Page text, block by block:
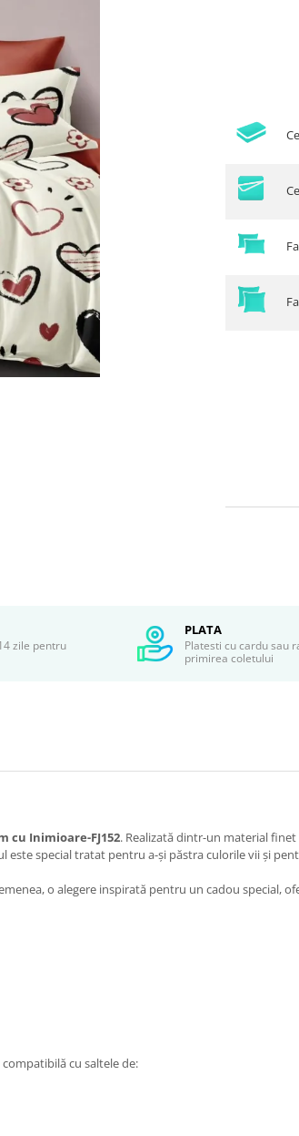
zile pentru
PLATA
Platesti cu cardu sau
primirea coletului
cu Inimioare-FJ152. Realizată dintr-un material
special tratat pentru a-și păstra culorile vii și
o alegere inspirată pentru un cadou special,
cu saltele de: